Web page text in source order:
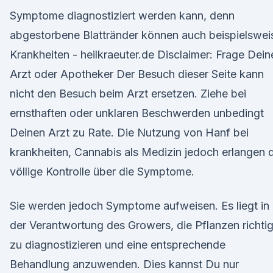
Symptome diagnostiziert werden kann, denn
abgestorbene Blattränder können auch
Krankheiten - heilkraeuter.de Disclaimer: Frage
Arzt oder Apotheker Der Besuch dieser Seite kann
nicht den Besuch beim Arzt ersetzen. Ziehe bei
ernsthaften oder unklaren Beschwerden unbedingt
Deinen Arzt zu Rate. Die Nutzung von Hanf bei
krankheiten, Cannabis als Medizin jedoch erlangen
völlige Kontrolle über die Symptome.
Sie werden jedoch Symptome aufweisen. Es liegt in
der Verantwortung des Growers, die Pflanzen richtig
zu diagnostizieren und eine entsprechende
Behandlung anzuwenden. Dies kannst Du nur